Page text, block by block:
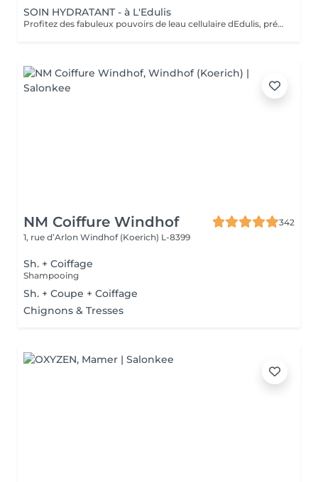
SOIN HYDRATANT - à L'Edulis
Profitez des fabuleux pouvoirs de leau cellulaire dEdulis, précieuse source dhydratation continue. Après la brumisation du Sérum concentré en eau cellulaire, le Masque Crème ressourçant se transforme en une texture soyeuse qui fond sur votre peau sous le délicat modelage de notre esthéticienne. Bénéfices : Gorgée deau, votre peau retrouve douceur, souplesse et éclat. Retrouvez le confort dune peau hydratée en continu.
NM Coiffure Windhof
342
1, rue d’Arlon Windhof (Koerich) L-8399
Sh. + Coiffage
Shampooing
Sh. + Coupe + Coiffage
Chignons & Tresses